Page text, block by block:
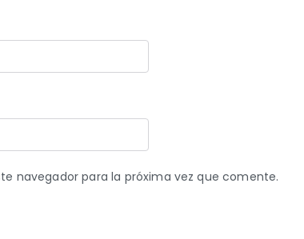
navegador para la próxima vez que comente.